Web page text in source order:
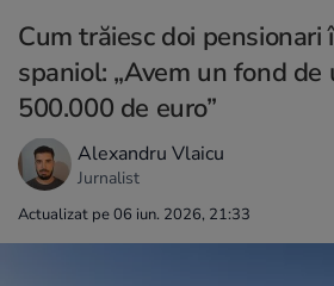
Cum trăiesc doi pensionari
spaniol: „Avem un fond de
500.000 de euro”
Alexandru Vlaicu
Jurnalist
Actualizat pe 06 iun. 2026, 21:33